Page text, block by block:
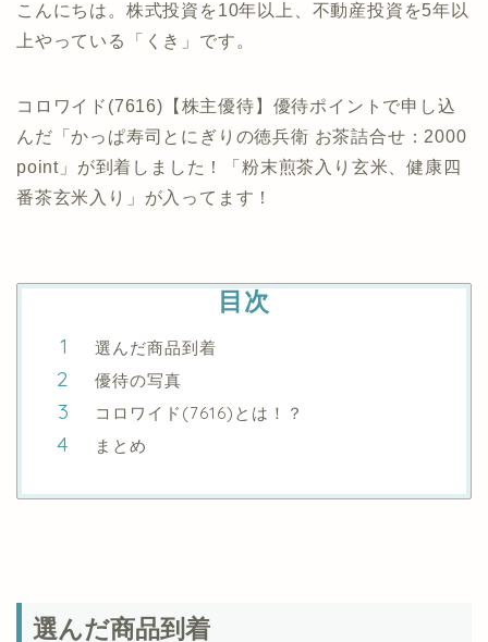
こんにちは。株式投資を10年以上、不動産投資を5年以
上やっている「くき」です。
コロワイド(7616)【株主優待】優待ポイントで申し込
んだ「かっぱ寿司とにぎりの徳兵衛 お茶詰合せ：2000
point」が到着しました！「粉末煎茶入り玄米、健康四
番茶玄米入り」が入ってます！
目次
選んだ商品到着
優待の写真
コロワイド(7616)とは！？
まとめ
選んだ商品到着